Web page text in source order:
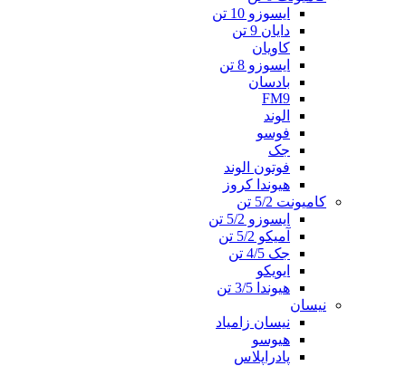
ایسوزو 10 تن
دایان 9 تن
کاویان
ایسوزو 8 تن
بادسان
FM9
الوند
فوسو
جک
فوتون الوند
هیوندا کروز
کامیونت 5/2 تن
ایسوزو 5/2 تن
آمیکو 5/2 تن
جک 4/5 تن
ایویکو
هیوندا 3/5 تن
نیسان
نیسان زامیاد
هیوسو
پادراپلاس